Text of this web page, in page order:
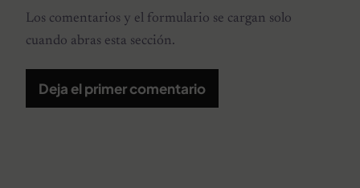
Los comentarios y el formulario se cargan solo
cuando abras esta sección.
Deja el primer comentario